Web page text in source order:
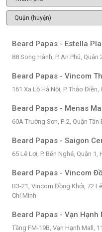
Beard Papas - Estella
88 Song Hành, P. An Phú, Quận
Beard Papas - Vincom
161 Xa Lộ Hà Nội, P. Thảo Điền,
Beard Papas - Menas
60A Trường Sơn, P. 2, Quận Tân
Beard Papas - Saigon
65 Lê Lợi, P. Bến Nghé, Quận 1,
Beard Papas - Vincom
B3-21, Vincom Đồng Khởi, 72
Chí Minh
Beard Papas - Vạn Hạnh
Tầng FM-19B, Vạn Hạnh Mall,